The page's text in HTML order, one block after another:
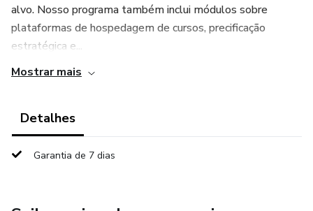
alvo. Nosso programa também inclui módulos sobre
plataformas de hospedagem de cursos, precificação
estratégica e...
Mostrar mais
Detalhes
Garantia de 7 dias